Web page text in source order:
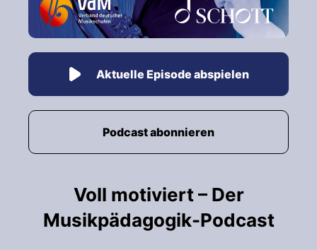
Voll motiviert – Der
Musikpädagogik-Podcast
Aktuelle Episode abspielen
Podcast abonnieren